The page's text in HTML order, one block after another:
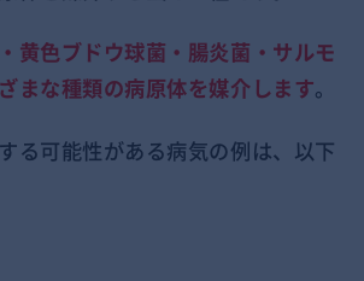
黄色ブドウ球菌・腸炎菌・サルモ
まな種類の病原体を媒介します。
る可能性がある病気の例は、以下